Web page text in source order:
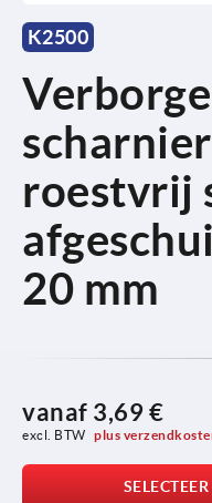
K2500
roestvrij
20 mm
vanaf 3,69 €
excl. BTW plus